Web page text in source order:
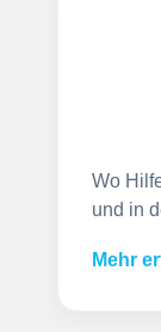
Wo
und in
Mehr